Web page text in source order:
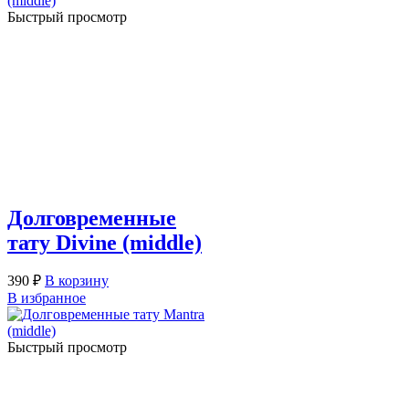
Быстрый просмотр
Долговременные
тату Divine (middle)
390 ₽ В корзину
В избранное
Быстрый просмотр